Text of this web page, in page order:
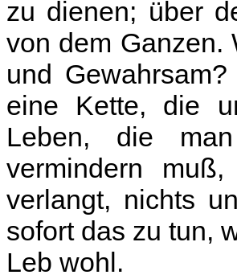
zu dienen; über
von dem Ganzen.
und
eine Kette, die
Leben, die
vermindern
verlangt, nichts
sofort das zu tun,
Leb wohl.